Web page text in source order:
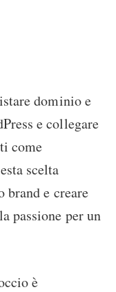
dominio e
e collegare
come
scelta
e creare
passione per un
è